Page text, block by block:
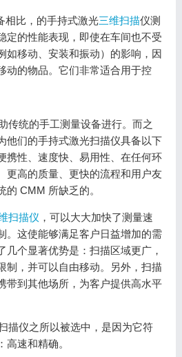
相比，的手持式激光三维扫描仪测
定的性能表现，即使在车间也不受
如移动、安装和振动）的影响，因
动的物品。它们非常适合用于控
传统的手工测量设备进行。而之
他们的手持式激光扫描仪具备以下
携性、速度快、易用性、在任何环
更高的质量、更快的流程和用户友
的 CMM 所缺乏的。
扫描仪 ，可以大大加快了测量速
。这使能够满足客户日益增加的需
几个显著优势是：扫描区域更广，
制，并可以自由移动。另外，扫描
带到其他场所，为客户提供高水平
描仪之所以被选中，是因为它符
速和精确。